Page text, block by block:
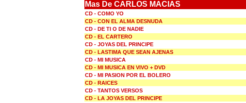
Mas De CARLOS MACIAS
CD - COMO YO
CD - CON EL ALMA DESNUDA
CD - DE TI O DE NADIE
CD - EL CARTERO
CD - JOYAS DEL PRINCIPE
CD - LASTIMA QUE SEAN AJENAS
CD - MI MUSICA
CD - MI MUSICA EN VIVO + DVD
CD - MI PASION POR EL BOLERO
CD - RAICES
CD - TANTOS VERSOS
CD - LA JOYAS DEL PRINCIPE